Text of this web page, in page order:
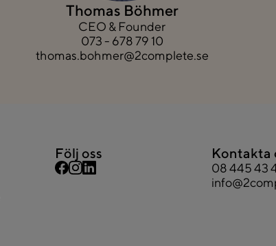
Thomas Böhmer
CEO & Founder
073 - 678 79 10
thomas.bohmer@2complete.se
Följ oss Kontakta
08 445 43